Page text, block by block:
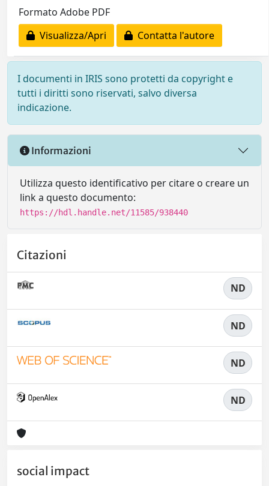
Formato Adobe PDF
Visualizza/Apri
Contatta l'autore
I documenti in IRIS sono protetti da copyright e
tutti i diritti sono riservati, salvo diversa
indicazione.
Informazioni
Utilizza questo identificativo per citare o creare un
link a questo documento:
https://hdl.handle.net/11585/938440
Citazioni
ND
ND
ND
ND
social impact